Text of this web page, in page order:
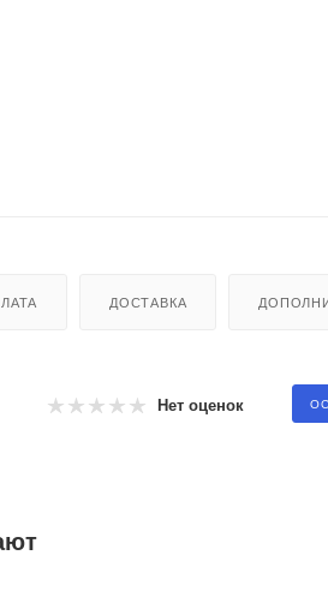
ДОСТАВКА
Нет оценок